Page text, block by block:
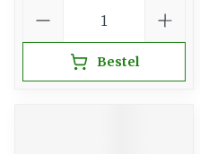
Bestel